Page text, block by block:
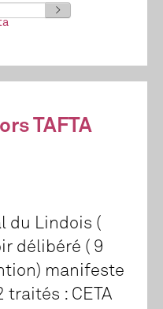
>
TAFTA
du Lindois (
délibéré ( 9
manifeste
traités : CETA